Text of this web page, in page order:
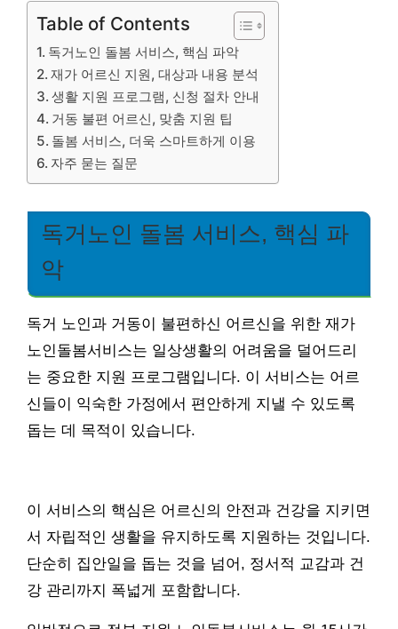
Table of Contents
독거노인 돌봄 서비스, 핵심 파악
재가 어르신 지원, 대상과 내용 분석
생활 지원 프로그램, 신청 절차 안내
거동 불편 어르신, 맞춤 지원 팁
돌봄 서비스, 더욱 스마트하게 이용
자주 묻는 질문
독거노인 돌봄 서비스, 핵심 파
악
독거 노인과 거동이 불편하신 어르신을 위한 재가
노인돌봄서비스는 일상생활의 어려움을 덜어드리
는 중요한 지원 프로그램입니다. 이 서비스는 어르
신들이 익숙한 가정에서 편안하게 지낼 수 있도록
돕는 데 목적이 있습니다.
이 서비스의 핵심은 어르신의 안전과 건강을 지키면
서 자립적인 생활을 유지하도록 지원하는 것입니다.
단순히 집안일을 돕는 것을 넘어, 정서적 교감과 건
강 관리까지 폭넓게 포함합니다.